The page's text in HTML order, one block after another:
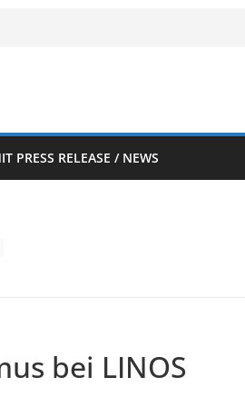
PRESS RELEASE / NEWS
bei LINOS